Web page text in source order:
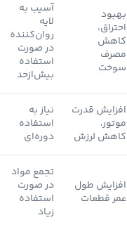
بهبود
احتراق،
کاهش
مصرف
سوخت
آسیب به
لایه
روان‌کننده
در صورت
استفاده
بیش‌ازحد
افزایش قدرت
موتور،
کاهش لرزش
نیاز به
استفاده
دوره‌ای
افزایش طول
عمر قطعات
تجمع مواد
در صورت
استفاده
زیاد